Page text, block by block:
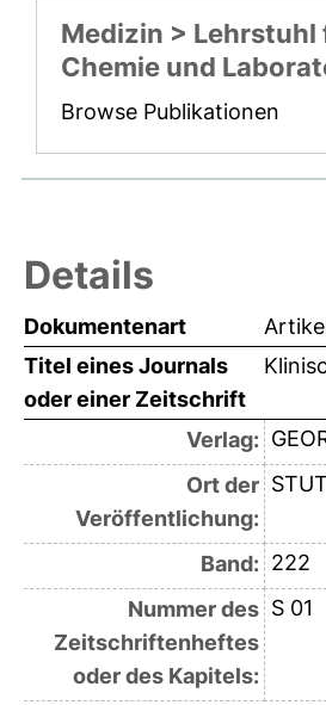
Medizin > Lehrstuhl
Chemie und
Browse Publikationen
Details
Dokumentenart
Titel eines Journals
oder einer Zeitschrift
Verlag:
Ort der
Veröffentlichung:
Band: 222
Nummer des
Zeitschriftenheftes
oder des Kapitels:
S 01